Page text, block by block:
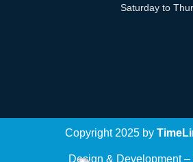
Saturday to
Copyright 2025 by
Design & Development –